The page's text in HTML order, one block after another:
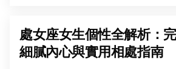
處女座女生個性全解析：
細膩內心與實用相處指南